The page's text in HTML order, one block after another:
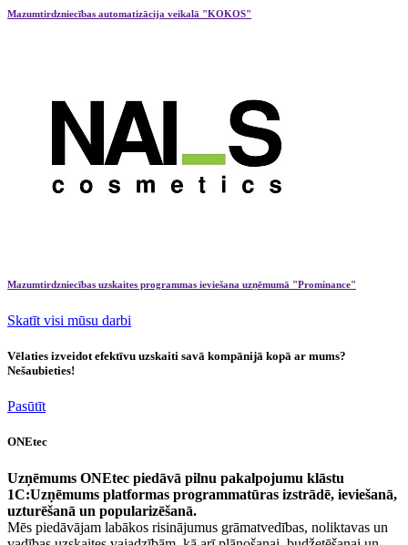
Mazumtirdzniecības automatizācija veikalā "KOKOS"
Mazumtirdzniecības uzskaites programmas ieviešana uzņēmumā "Prominance"
Skatīt visi mūsu darbi
Vēlaties izveidot efektīvu uzskaiti savā kompānijā kopā ar mums?
Nešaubieties!
Pasūtīt
ONEtec
Uzņēmums ONEtec piedāvā pilnu pakalpojumu klāstu
1C:Uzņēmums platformas programmatūras izstrādē, ieviešanā,
uzturēšanā un popularizēšanā.
Mēs piedāvājam labākos risinājumus grāmatvedības, noliktavas un